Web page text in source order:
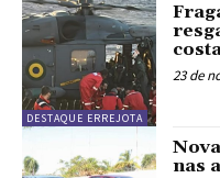
DESTAQUE ERREJOTA
23 de
nas